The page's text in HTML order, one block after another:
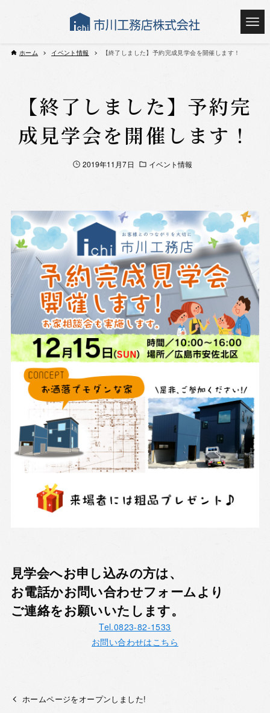
ホーム イベント情報 【終了しました】予約完成見学会を開催します！
【終了しました】予約完
成見学会を開催します！
2019年11月7日 イベント情報
見学会へお申し込みの方は、
お電話かお問い合わせフォームより
ご連絡をお願いいたします。
Tel.0823-82-1533
お問い合わせはこちら
ホームページをオープンしました!